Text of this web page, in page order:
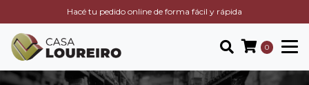
Hacé tu pedido online de forma fácil y rápida
0